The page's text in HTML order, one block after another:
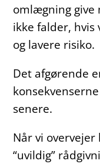
omlægning give
ikke falder,
og lavere risiko.
Det afgørende
senere.
Når vi
“uvildig”